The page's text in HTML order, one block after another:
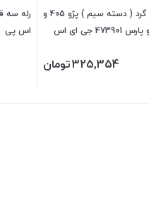
رله فن گرد ( دسته سیم ) پژو 405 و
سمند و پارس 473901 جی ای اس
325,354تومان
اس پی